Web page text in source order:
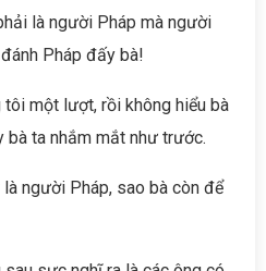
là người Pháp mà người
Pháp đấy bà!
tôi một lượt, rồi không hiểu bà
bà ta nhắm mắt như trước.
người Pháp, sao bà còn để